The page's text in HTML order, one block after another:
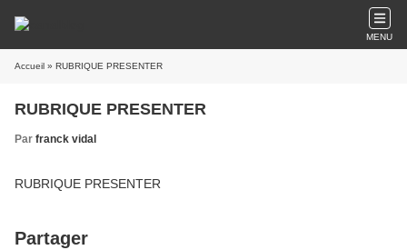
MENU
Accueil » RUBRIQUE PRESENTER
RUBRIQUE PRESENTER
Par franck vidal
RUBRIQUE PRESENTER
Partager